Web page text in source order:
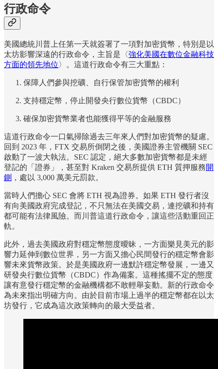
行政命令
美國總統川普上任第一天就簽署了一項對加密貨幣，特別是以
太坊影響深遠的行政命令，主旨是〈強化美國在數位金融科技
方面的領先地位〉。這道行政命令有三大重點：
保障人們參與挖礦、自行保管加密貨幣的權利
支持穩定幣，停止開發央行數位貨幣（CBDC）
確保加密貨幣業者也能獲得平等的金融服務
這道行政命令一口氣掃除過去三年來人們對加密貨幣的疑慮。
回到 2023 年，FTX 交易所倒閉之後，美國證券主管機關 SEC
啟動了一波大執法。SEC 認定，絕大多數加密貨幣都是未經
登記的「證券」，甚至對 Kraken 交易所提供 ETH 質押服務開
鍘 ，處以 3,000 萬美元罰款。
當時人們擔心 SEC 會將 ETH 視為證券。如果 ETH 發行者沒
有向美國政府完成登記，不只無法在美國交易，連挖礦和持有
都可能有法律風險。而川普這道行政命令，讓這些活動重回正
軌。
此外，過去美國政府對穩定幣態度曖昧，一方面樂見美元的影
響力延伸到數位世界，另一方面又擔心民間發行的穩定幣會影
響未來貨幣政策。於是美國政府一邊默許穩定幣發展，一邊又
研發央行數位貨幣（CBDC）作為備案。這種搖擺不定的態度
讓有意發行穩定幣的金融機構都不敢輕舉妄動。新的行政命令
為未來指出明確方向。由於目前市場上過半的穩定幣都在以太
坊發行，它成為這次政策轉向的最大受益者。